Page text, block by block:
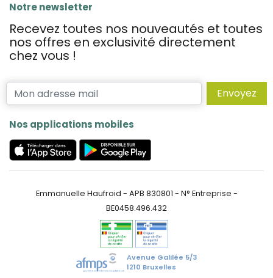
Notre newsletter
Recevez toutes nos nouveautés et toutes
nos offres en exclusivité directement
chez vous !
Envoyez
Nos applications mobiles
Emmanuelle Haufroid - APB 830801 - N° Entreprise -
BE0458.496.432
Avenue Galilée 5/3
1210 Bruxelles